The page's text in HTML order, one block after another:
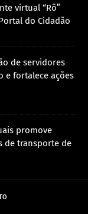
virtual “Rô”
do Cidadão
de servidores
e fortalece ações
promove
de transporte de